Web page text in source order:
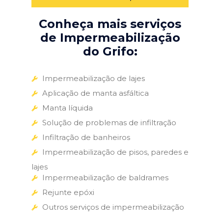
Conheça mais serviços
de Impermeabilização
do Grifo:
Impermeabilização de lajes
Aplicação de manta asfáltica
Manta líquida
Solução de problemas de infiltração
Infiltração de banheiros
Impermeabilização de pisos, paredes e
lajes
Impermeabilização de baldrames
Rejunte epóxi
Outros serviços de impermeabilização